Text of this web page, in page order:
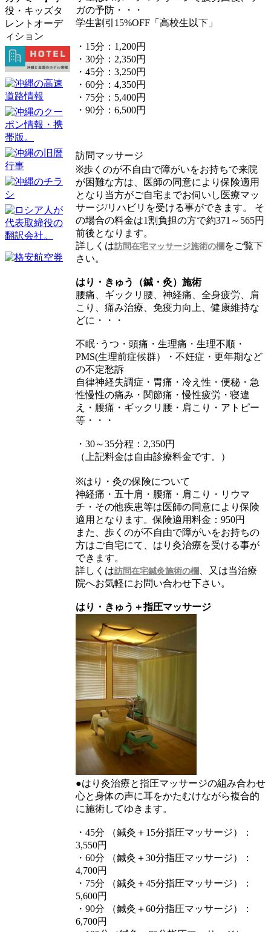
役・キッズタ
レントオーデ
ィション
ガの予防・・・
学生割引15%OFF「高校生以下」
・15分：1,200円
・30分：2,350円
・45分：3,250円
・60分：4,350円
・75分：5,400円
・90分：6,500円
訪問マッサージ
※歩くのが不自由で障がいをお持ちで来院
が困難な方は、医師の同意により保険適用
となり当方がご自宅までお伺いし医療マッ
サージ/リハビリを受ける事ができます。 そ
の場合の料金は1割負担の方で約371～565円
前後となります。
詳しくは訪問在宅マッサージ施術の欄をご覧下
さい。
はり・きゅう（鍼・灸）施術
腰痛、ギックリ腰、神経痛、全身疲労、肩
こり、痛み治療、免疫力向上、健康維持な
どに・・・
不眠･うつ・頭痛・生理痛・生理不順・
PMS(生理前症候群）・不妊症・更年期など
の不定愁訴
自律神経失調症・胃痛・冷え性・便秘・急
性慢性の痛み・関節痛・慢性疲労・寝違
え・腰痛・ギックリ腰・肩こり・アトピー
等・・・
・30～35分程：2,350円
（上記料金は自由診療料金です。）
※はり・灸の保険について
神経痛・五十肩・腰痛・肩こり・リウマ
チ・その他疾患等は医師の同意により保険
適用となります。保険適用料金：950円
また、歩くのが不自由で障がいをお持ちの
方はご自宅にて、はり灸治療を受ける事が
できます。
詳しくは訪問在宅鍼灸施術の欄、又は当治療
院へお気軽にお問い合わせ下さい。
はり・きゅう＋指圧マッサージ
●はり灸治療と指圧マッサージの組み合わせ
心と身体の声に耳をかたむけながら複合的
に施術してゆきます。
・45分 （鍼灸＋15分指圧マッサージ）：
3,550円
・60分 （鍼灸＋30分指圧マッサージ）：
4,700円
・75分 （鍼灸＋45分指圧マッサージ）：
5,600円
・90分 （鍼灸＋60分指圧マッサージ）：
6,700円